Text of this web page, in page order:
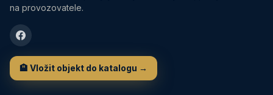
na provozovatele.
🏨 Vložit objekt do katalogu →